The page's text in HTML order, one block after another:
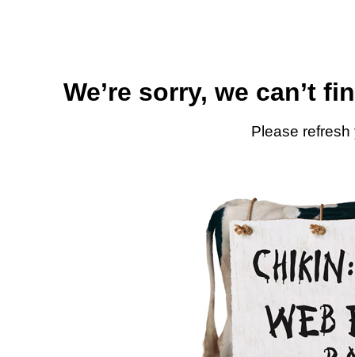
We’re sorry, we can’t
Please refresh